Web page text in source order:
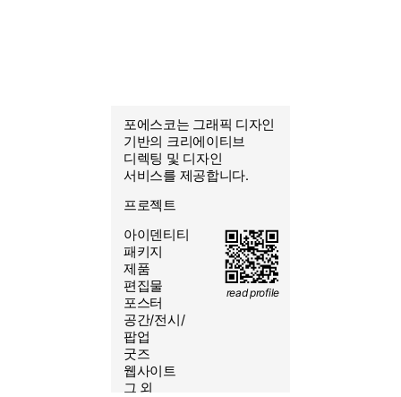
포에스코는 그래픽 디자인
기반의 크리에이티브
디렉팅 및 디자인
서비스를 제공합니다.
프로젝트
아이덴티티
패키지
제품
편집물
포스터
공간/전시/
팝업
굿즈
웹사이트
그 외
read profile
포에스코
조열음
그래픽 디자이너
2026/08/7 09:21:06
yeoleum.kr@gmail.com